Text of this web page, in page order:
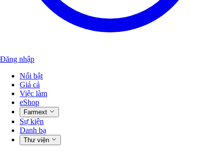
Đăng nhập
Nổi bật
Giá cả
Việc làm
eShop
Farmext
Sự kiện
Danh bạ
Thư viện